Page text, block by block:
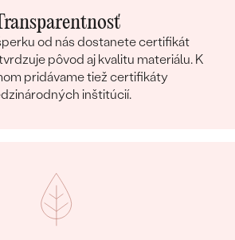
od nás dostanete certifikát
pôvod aj kvalitu materiálu. K
pridávame tiež certifikáty
inštitúcií.